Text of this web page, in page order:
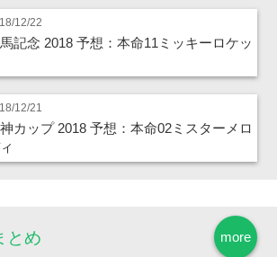
12/22
記念 2018 予想：本命11ミッキーロケッ
12/21
カップ 2018 予想：本命02ミスターメロ
more
とめ